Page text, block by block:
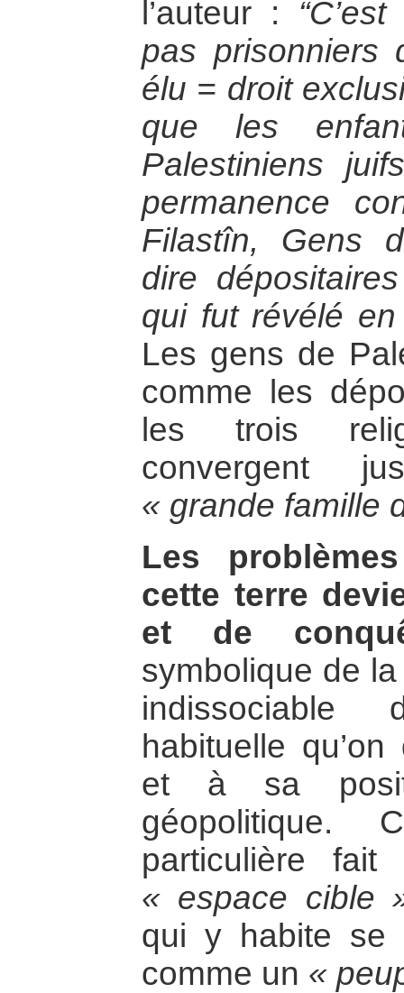
l’auteur :
pas prisonniers
élu = droit
que les
Palestiniens
permanence
Filastîn, Gens
dire
qui fut révélé
Les gens de
comme les
les trois
convergent
« grande famille
Les
cette terre
et de
symbolique de
habituelle
et à sa
géopolitique.
particulière
« espace cible
qui y habite se
comme un «